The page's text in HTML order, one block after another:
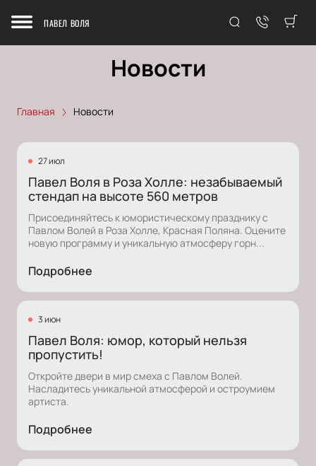
ПАВЕЛ ВОЛЯ
Новости
Главная Новости
27 июл
Павел Воля в Роза Холле: незабываемый
стендап на высоте 560 метров
Присоединяйтесь к юмористическому празднику с
Павлом Волей в Роза Холле, Красная Поляна. Оцените
новую программу и уникальную атмосферу горн...
Подробнее
3 июн
Павел Воля: юмор, который нельзя
пропустить!
Откройте двери в мир смеха с Павлом Волей.
Насладитесь уникальной атмосферой и остроумием
артиста.
Подробнее